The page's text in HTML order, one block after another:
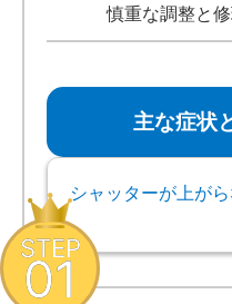
慎重な調整と
主な症状
シャッターが上が
STEP
01